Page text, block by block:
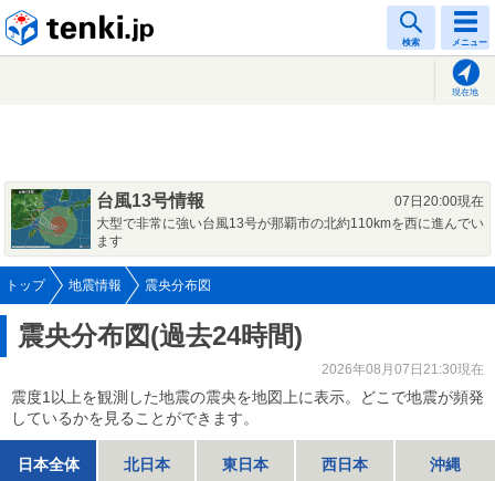
検索 メニュー
現在地
台風13号情報
07日20:00現在
大型で非常に強い台風13号が那覇市の北約110kmを西に進んでい
ます
トップ 地震情報 震央分布図
震央分布図(過去24時間)
2026年08月07日21:30現在
震度1以上を観測した地震の震央を地図上に表示。どこで地震が頻発
しているかを見ることができます。
日本全体 北日本 東日本 西日本 沖縄